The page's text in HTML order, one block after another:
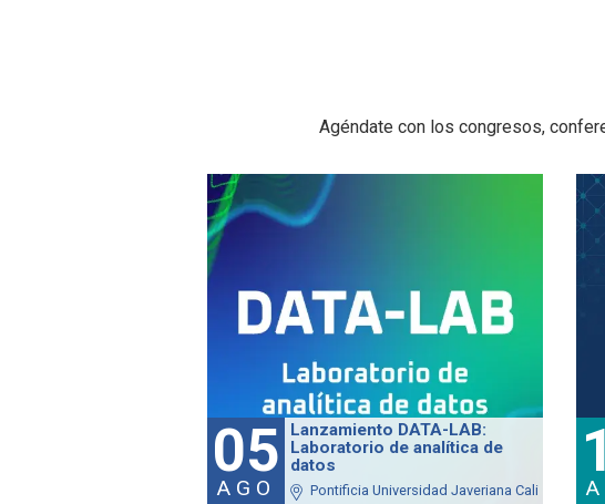
Agéndate con los congresos,
05
AGO
Lanzamiento DATA-LAB:
Laboratorio de analítica de
datos
Pontificia Universidad Javeriana Cali